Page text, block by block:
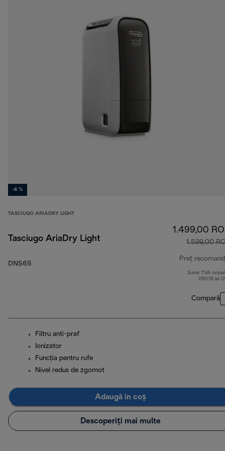
-6 %
TASCIUGO ARIADRY LIGHT
Tasciugo AriaDry Light
DNS65
1.499,00
1.599,00
Preț
Sumă TVA
260,16 lei
Compară
Filtru anti-praf
Ionizator
Funcţia pentru rufe
Nivel redus de zgomot
Adaugă în coș
Descoperiți mai multe